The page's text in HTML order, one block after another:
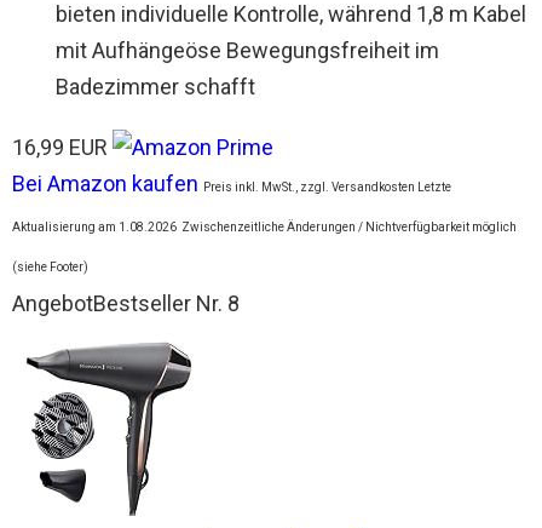
bieten individuelle Kontrolle, während 1,8 m Kabel
mit Aufhängeöse Bewegungsfreiheit im
Badezimmer schafft
16,99 EUR
Bei Amazon kaufen
Preis inkl. MwSt., zzgl. Versandkosten Letzte
Aktualisierung am 1.08.2026 Zwischenzeitliche Änderungen / Nichtverfügbarkeit möglich
(siehe Footer)
AngebotBestseller Nr. 8